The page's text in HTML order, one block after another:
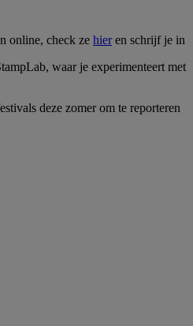
online, check ze hieren schrijf je in
waar je experimenteert met
deze zomer om te reporteren